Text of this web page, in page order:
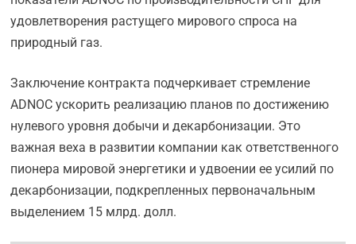
удовлетворения растущего мирового спроса на
природный газ.
Заключение контракта подчеркивает стремление
ADNOC ускорить реализацию планов по достижению
нулевого уровня добычи и декарбонизации. Это
важная веха в развитии компании как ответственного
пионера мировой энергетики и удвоении ее усилий по
декарбонизации, подкрепленных первоначальным
выделением 15 млрд. долл.